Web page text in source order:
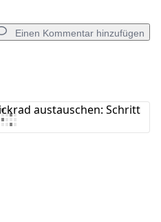
Einen Kommentar hinzufügen